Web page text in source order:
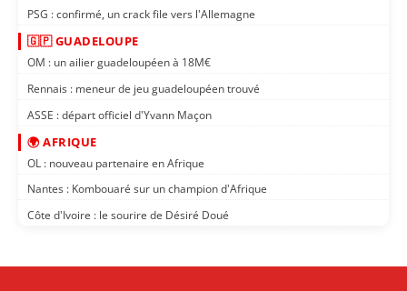
PSG : confirmé, un crack file vers l'Allemagne
🇬🇵 GUADELOUPE
OM : un ailier guadeloupéen à 18M€
Rennais : meneur de jeu guadeloupéen trouvé
ASSE : départ officiel d'Yvann Maçon
🌍 AFRIQUE
OL : nouveau partenaire en Afrique
Nantes : Kombouaré sur un champion d'Afrique
Côte d'Ivoire : le sourire de Désiré Doué